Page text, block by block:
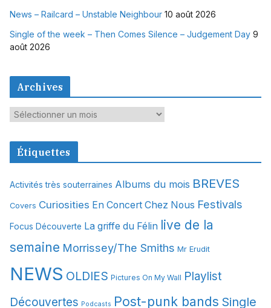
News – Railcard – Unstable Neighbour 10 août 2026
Single of the week – Then Comes Silence – Judgement Day 9
août 2026
Archives
A
c
v
e
Étiquettes
Activités très souterraines Albums du mois BREVES
Covers Curiosities En Concert Chez Nous Festivals
Focus Découverte La griffe du Félin live de la
semaine Morrissey/The Smiths Mr Erudit
NEWS OLDIES Pictures On My Wall Playlist
Découvertes Podcasts Post-punk bands Single